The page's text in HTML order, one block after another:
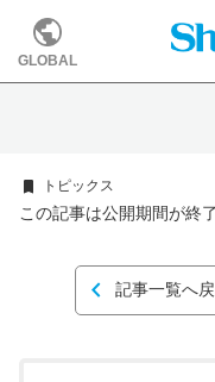
GLOBAL
トピックス
この記事は公開期間が終
記事一覧へ